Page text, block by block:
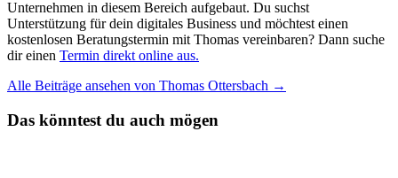
Unternehmen in diesem Bereich aufgebaut. Du suchst
Unterstützung für dein digitales Business und möchtest einen
kostenlosen Beratungstermin mit Thomas vereinbaren? Dann suche
dir einen Termin direkt online aus.
Alle Beiträge ansehen von Thomas Ottersbach →
Das könntest du auch mögen